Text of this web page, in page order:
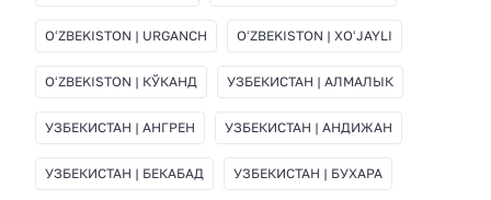
OʻZBEKISTON | URGANCH OʻZBEKISTON | XOʻJAYLI
OʻZBEKISTON | КЎКАНД УЗБЕКИСТАН | АЛМАЛЫК
УЗБЕКИСТАН | АНГРЕН УЗБЕКИСТАН | АНДИЖАН
УЗБЕКИСТАН | БЕКАБАД УЗБЕКИСТАН | БУХАРА